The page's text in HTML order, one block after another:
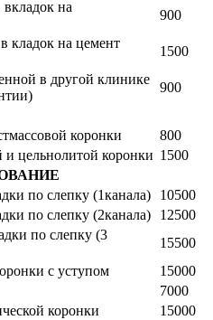
на
900
кладок на цемент
1500
в другой клинике
900
коронки
800
и цельнолитой коронки 1500
по слепку (1канала)
10500
по слепку (2канала)
12500
по слепку (3
15500
с уступом
15000
7000
коронки
15000